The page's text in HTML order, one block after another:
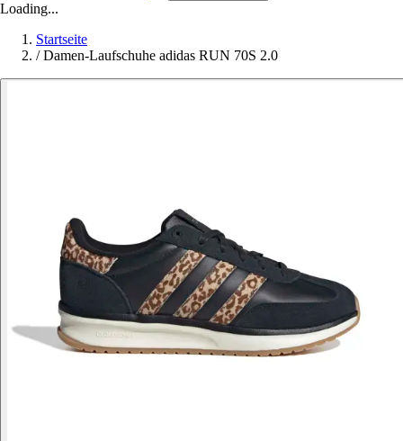
Loading...
Startseite
/ Damen-Laufschuhe adidas RUN 70S 2.0